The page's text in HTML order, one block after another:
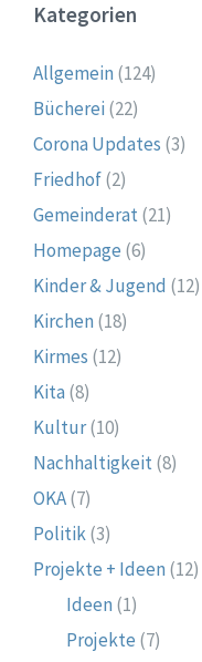
Kategorien
Allgemein (124)
Bücherei (22)
Corona Updates (3)
Friedhof(2)
Gemeinderat(21)
Homepage (6)
Kinder & Jugend (12)
Kirchen (18)
Kirmes (12)
Kita (8)
Kultur(10)
Nachhaltigkeit(8)
OKA(7)
Politik(3)
Projekte + Ideen (12)
Ideen (1)
Projekte (7)